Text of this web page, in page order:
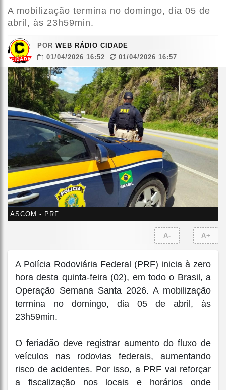
A mobilização termina no domingo, dia 05 de
abril, às 23h59min.
POR WEB RÁDIO CIDADE
01/04/2026 16:52
01/04/2026 16:57
ASCOM - PRF
A- A+
A Polícia Rodoviária Federal (PRF) inicia à zero
hora desta quinta-feira (02), em todo o Brasil, a
Operação Semana Santa 2026. A mobilização
termina no domingo, dia 05 de abril, às
23h59min.
O feriadão deve registrar aumento do fluxo de
veículos nas rodovias federais, aumentando
risco de acidentes. Por isso, a PRF vai reforçar
a fiscalização nos locais e horários onde